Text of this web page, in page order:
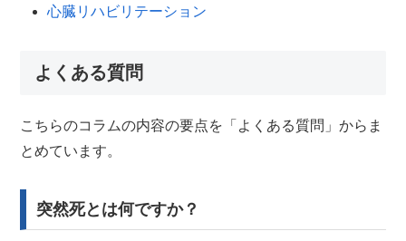
心臓リハビリテーション
よくある質問
こちらのコラムの内容の要点を「よくある質問」からま
とめています。
突然死とは何ですか？